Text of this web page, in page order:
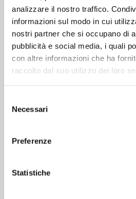
analizzare il nostro traffico.
informazioni sul modo in cui
nostri partner che si occupano di
pubblicità e social media, i quali
con altre informazioni che ha
raccolto dal suo utilizzo dei loro
delNecessari
Preferenze
Statistiche